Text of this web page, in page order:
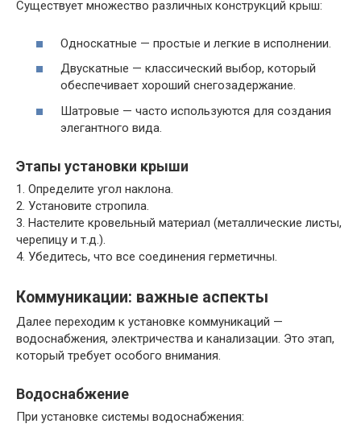
Существует множество различных конструкций крыш:
Односкатные — простые и легкие в исполнении.
Двускатные — классический выбор, который
обеспечивает хороший снегозадержание.
Шатровые — часто используются для создания
элегантного вида.
Этапы установки крыши
1. Определите угол наклона.
2. Установите стропила.
3. Настелите кровельный материал (металлические листы,
черепицу и т.д.).
4. Убедитесь, что все соединения герметичны.
Коммуникации: важные аспекты
Далее переходим к установке коммуникаций —
водоснабжения, электричества и канализации. Это этап,
который требует особого внимания.
Водоснабжение
При установке системы водоснабжения: